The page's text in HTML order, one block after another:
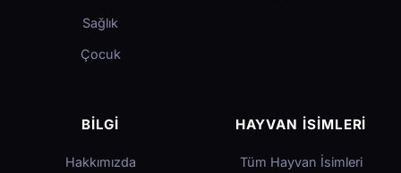
Sağlık
Çocuk
BILGI
Hakkımızda
HAYVAN İSIMLERI
Tüm Hayvan İsimleri